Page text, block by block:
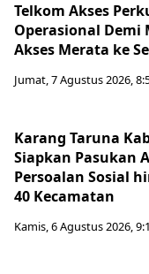
Telkom Akses
Operasional Demi
Akses Merata ke
Jumat, 7 Agustus 2026,
Karang Taruna
Siapkan Pasukan
Persoalan Sosial
40 Kecamatan
Kamis, 6 Agustus 2026,